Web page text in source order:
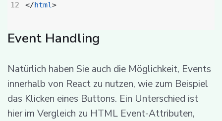
</html>
Event Handling
Natürlich haben Sie auch die Möglichkeit, Events
innerhalb von React zu nutzen, wie zum Beispiel
das Klicken eines Buttons. Ein Unterschied ist
hier im Vergleich zu HTML Event-Attributen,